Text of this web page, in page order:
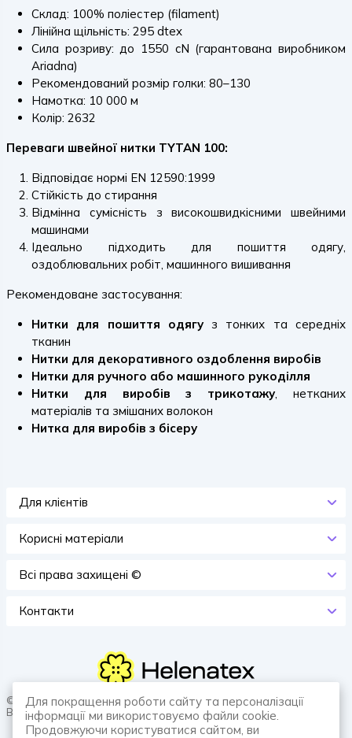
Склад: 100% поліестер (filament)
Лінійна щільність: 295 dtex
Сила розриву: до 1550 cN (гарантована виробником
Ariadna)
Рекомендований розмір голки: 80–130
Намотка: 10 000 м
Колір: 2632
Переваги швейної нитки TYTAN 100:
Відповідає нормі EN 12590:1999
Стійкість до стирання
Відмінна сумісність з високошвидкісними швейними
машинами
Ідеально підходить для пошиття одягу,
оздоблювальних робіт, машинного вишивання
Рекомендоване застосування:
Нитки для пошиття одягуз тонких та середніх
тканин
Нитки для декоративного оздоблення виробів
Нитки для ручного або машинного рукоділля
Нитки для виробів з трикотажу, нетканих
матеріалів та змішаних волокон
Нитка для виробів з бісеру
Для клієнтів
Корисні матеріали
Всi права захищенi ©
Контакти
© 2026 HELENATEX «Ґудзики, вішаки, нитки. Власне виробництво.
Все для швейної справи.»
Для покращення роботи сайту та персоналізації
інформації ми використовуємо файли cookie.
Продовжуючи користуватися сайтом, ви